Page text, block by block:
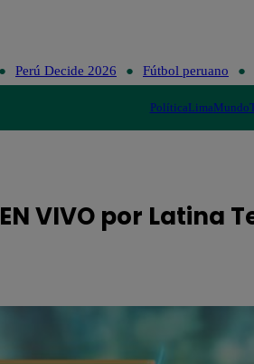
Perú Decide 2026 Fútbol peruano
PolíticaLimaMundo
VIVO por Latina